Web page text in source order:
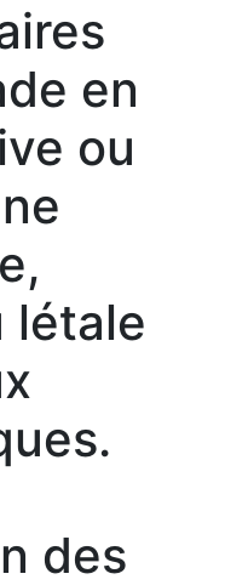
en
ou
létale
des